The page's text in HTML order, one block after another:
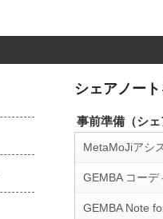
シェアノー
事前準備（シェ
MetaMoJiアシ
GEMBA コー
GEMBA Note